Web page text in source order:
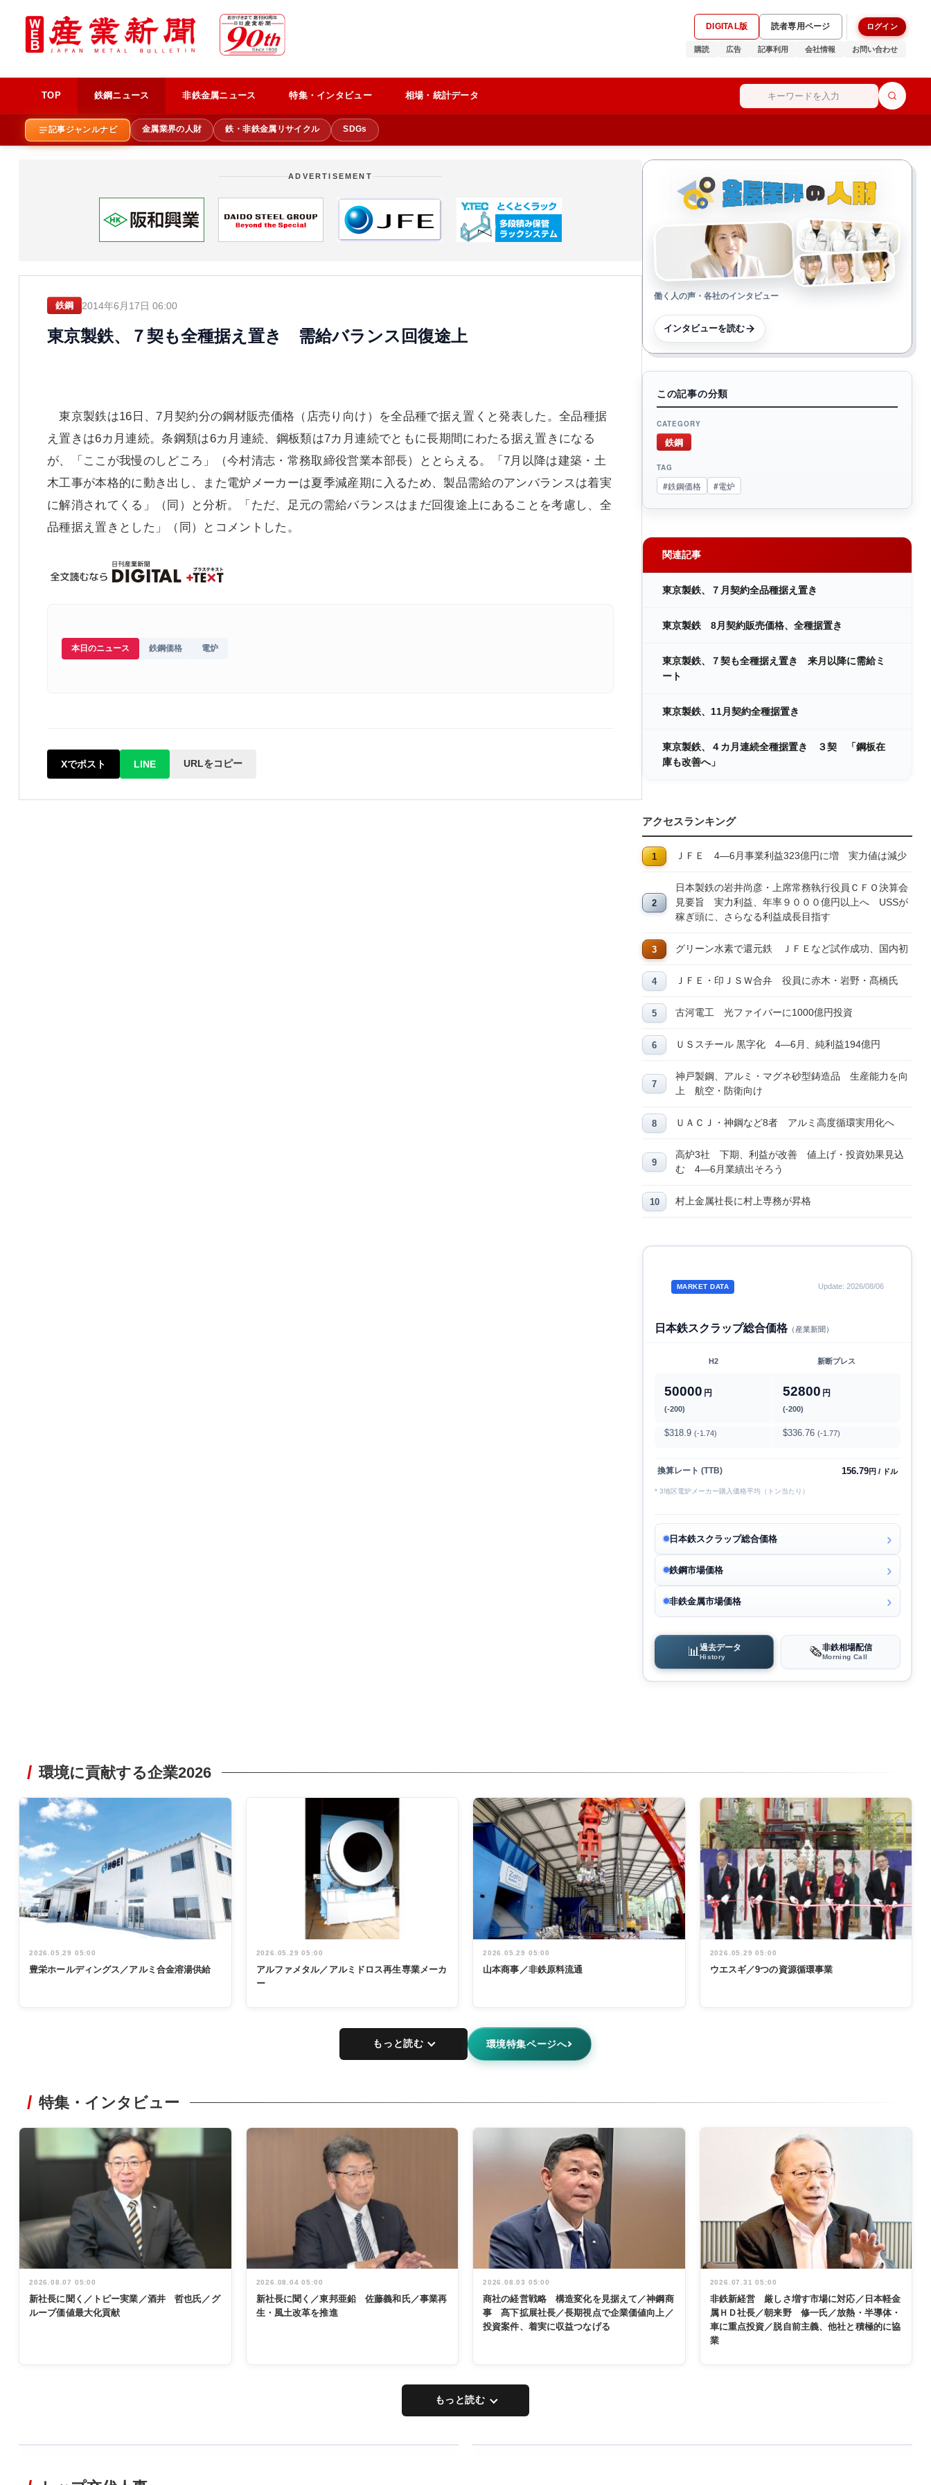
DIGITAL版 読者専用ページ ログイン
購読 広告 記事利用 会社情報 お問い合わせ
TOP 鉄鋼ニュース 非鉄金属ニュース 特集・インタビュー 相場・統計データ
記事ジャンルナビ 金属業界の人財 鉄・非鉄金属リサイクル SDGs
ADVERTISEMENT
鉄鋼 2014年6月17日 06:00
東京製鉄、７契も全種据え置き 需給バランス回復途上
東京製鉄は16日、7月契約分の鋼材販売価格（店売り向け）を全品種で据え置くと発表した。全品種据
え置きは6カ月連続。条鋼類は6カ月連続、鋼板類は7カ月連続でともに長期間にわたる据え置きになる
が、「ここが我慢のしどころ」（今村清志・常務取締役営業本部長）ととらえる。「7月以降は建築・土
木工事が本格的に動き出し、また電炉メーカーは夏季減産期に入るため、製品需給のアンバランスは着実
に解消されてくる」（同）と分析。「ただ、足元の需給バランスはまだ回復途上にあることを考慮し、全
品種据え置きとした」（同）とコメントした。
本日のニュース 鉄鋼価格 電炉
Xでポスト LINE URLをコピー
働く人の声・各社のインタビュー
インタビューを読む
この記事の分類
CATEGORY
鉄鋼
TAG
#鉄鋼価格 #電炉
関連記事
東京製鉄、７月契約全品種据え置き
東京製鉄 8月契約販売価格、全種据置き
東京製鉄、７契も全種据え置き 来月以降に需給ミ
ート
東京製鉄、11月契約全種据置き
東京製鉄、４カ月連続全種据置き ３契 「鋼板在
庫も改善へ」
アクセスランキング
ＪＦＥ 4―6月事業利益323億円に増 実力値は減少
日本製鉄の岩井尚彦・上席常務執行役員ＣＦＯ決算会
見要旨 実力利益、年率９０００億円以上へ USSが
稼ぎ頭に、さらなる利益成長目指す
グリーン水素で還元鉄 ＪＦＥなど試作成功、国内初
ＪＦＥ・印ＪＳＷ合弁 役員に赤木・岩野・髙橋氏
古河電工 光ファイバーに1000億円投資
ＵＳスチール 黒字化 4―6月、純利益194億円
神戸製鋼、アルミ・マグネ砂型鋳造品 生産能力を向
上 航空・防衛向け
ＵＡＣＪ・神鋼など8者 アルミ高度循環実用化へ
高炉3社 下期、利益が改善 値上げ・投資効果見込
む 4―6月業績出そろう
村上金属社長に村上専務が昇格
MARKET DATA Update: 2026/08/06
日本鉄スクラップ総合価格（産業新聞）
H2 新断プレス
50000 円
(-200)
52800 円
(-200)
$318.9 (-1.74) $336.76 (-1.77)
換算レート (TTB) 156.79円 / ドル
* 3地区電炉メーカー購入価格平均（トン当たり）
日本鉄スクラップ総合価格
鉄鋼市場価格
非鉄金属市場価格
📊 過去データ
History 🗞️非鉄相場配信
Morning Call
環境に貢献する企業2026
2026.05.29 05:00
豊栄ホールディングス／アルミ合金溶湯供給
2026.05.29 05:00
アルファメタル／アルミドロス再生専業メーカ
ー
2026.05.29 05:00
山本商事／非鉄原料流通
2026.05.29 05:00
ウエスギ／9つの資源循環事業
もっと読む 環境特集ページへ
特集・インタビュー
2026.08.07 05:00
新社長に聞く／トピー実業／酒井 哲也氏／グ
ループ価値最大化貢献
2026.08.04 05:00
新社長に聞く／東邦亜鉛 佐藤義和氏／事業再
生・風土改革を推進
2026.08.03 05:00
商社の経営戦略 構造変化を見据えて／神鋼商
事 髙下拡展社長／長期視点で企業価値向上／
投資案件、着実に収益つなげる
2026.07.31 05:00
非鉄新経営 厳しさ増す市場に対応／日本軽金
属ＨＤ社長／朝来野 修一氏／放熱・半導体・
車に重点投資／脱自前主義、他社と積極的に協
業
もっと読む